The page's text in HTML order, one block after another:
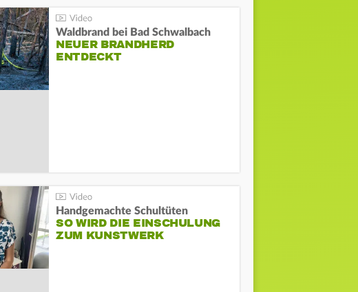
Waldbrand bei Bad Schwalbach
NEUER BRANDHERD
ENTDECKT
Handgemachte Schultüten
SO WIRD DIE EINSCHULUNG
ZUM KUNSTWERK